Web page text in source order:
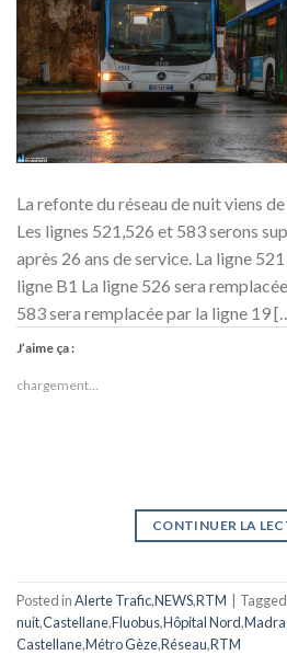
La refonte du réseau de nuit viens
Les lignes 521,526 et 583 serons
après 26 ans de service. La ligne
ligne B1 La ligne 526 sera
583 sera remplacée par la ligne 19
J’aime ça :
chargement…
CONTINUER LA
Posted inAlerte Trafic,NEWS,RTM Tagged
nuit,Castellane,Fluobus,Hôpital Nord,
Castellane,Métro Gèze,Réseau,RTM